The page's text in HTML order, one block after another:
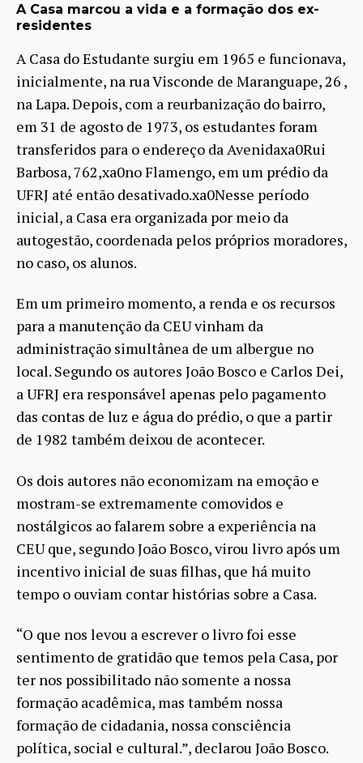
A Casa marcou a vida e a formação dos ex-
residentes
A Casa do Estudante surgiu em 1965 e funcionava,
inicialmente, na rua Visconde de Maranguape, 26 ,
na Lapa. Depois, com a reurbanização do bairro,
em 31 de agosto de 1973, os estudantes foram
transferidos para o endereço da Avenidaxa0Rui
Barbosa, 762,xa0no Flamengo, em um prédio da
UFRJ até então desativado.xa0Nesse período
inicial, a Casa era organizada por meio da
autogestão, coordenada pelos próprios moradores,
no caso, os alunos.
Em um primeiro momento, a renda e os recursos
para a manutenção da CEU vinham da
administração simultânea de um albergue no
local. Segundo os autores João Bosco e Carlos Dei,
a UFRJ era responsável apenas pelo pagamento
das contas de luz e água do prédio, o que a partir
de 1982 também deixou de acontecer.
Os dois autores não economizam na emoção e
mostram-se extremamente comovidos e
nostálgicos ao falarem sobre a experiência na
CEU que, segundo João Bosco, virou livro após um
incentivo inicial de suas filhas, que há muito
tempo o ouviam contar histórias sobre a Casa.
“O que nos levou a escrever o livro foi esse
sentimento de gratidão que temos pela Casa, por
ter nos possibilitado não somente a nossa
formação acadêmica, mas também nossa
formação de cidadania, nossa consciência
política, social e cultural.”, declarou João Bosco.